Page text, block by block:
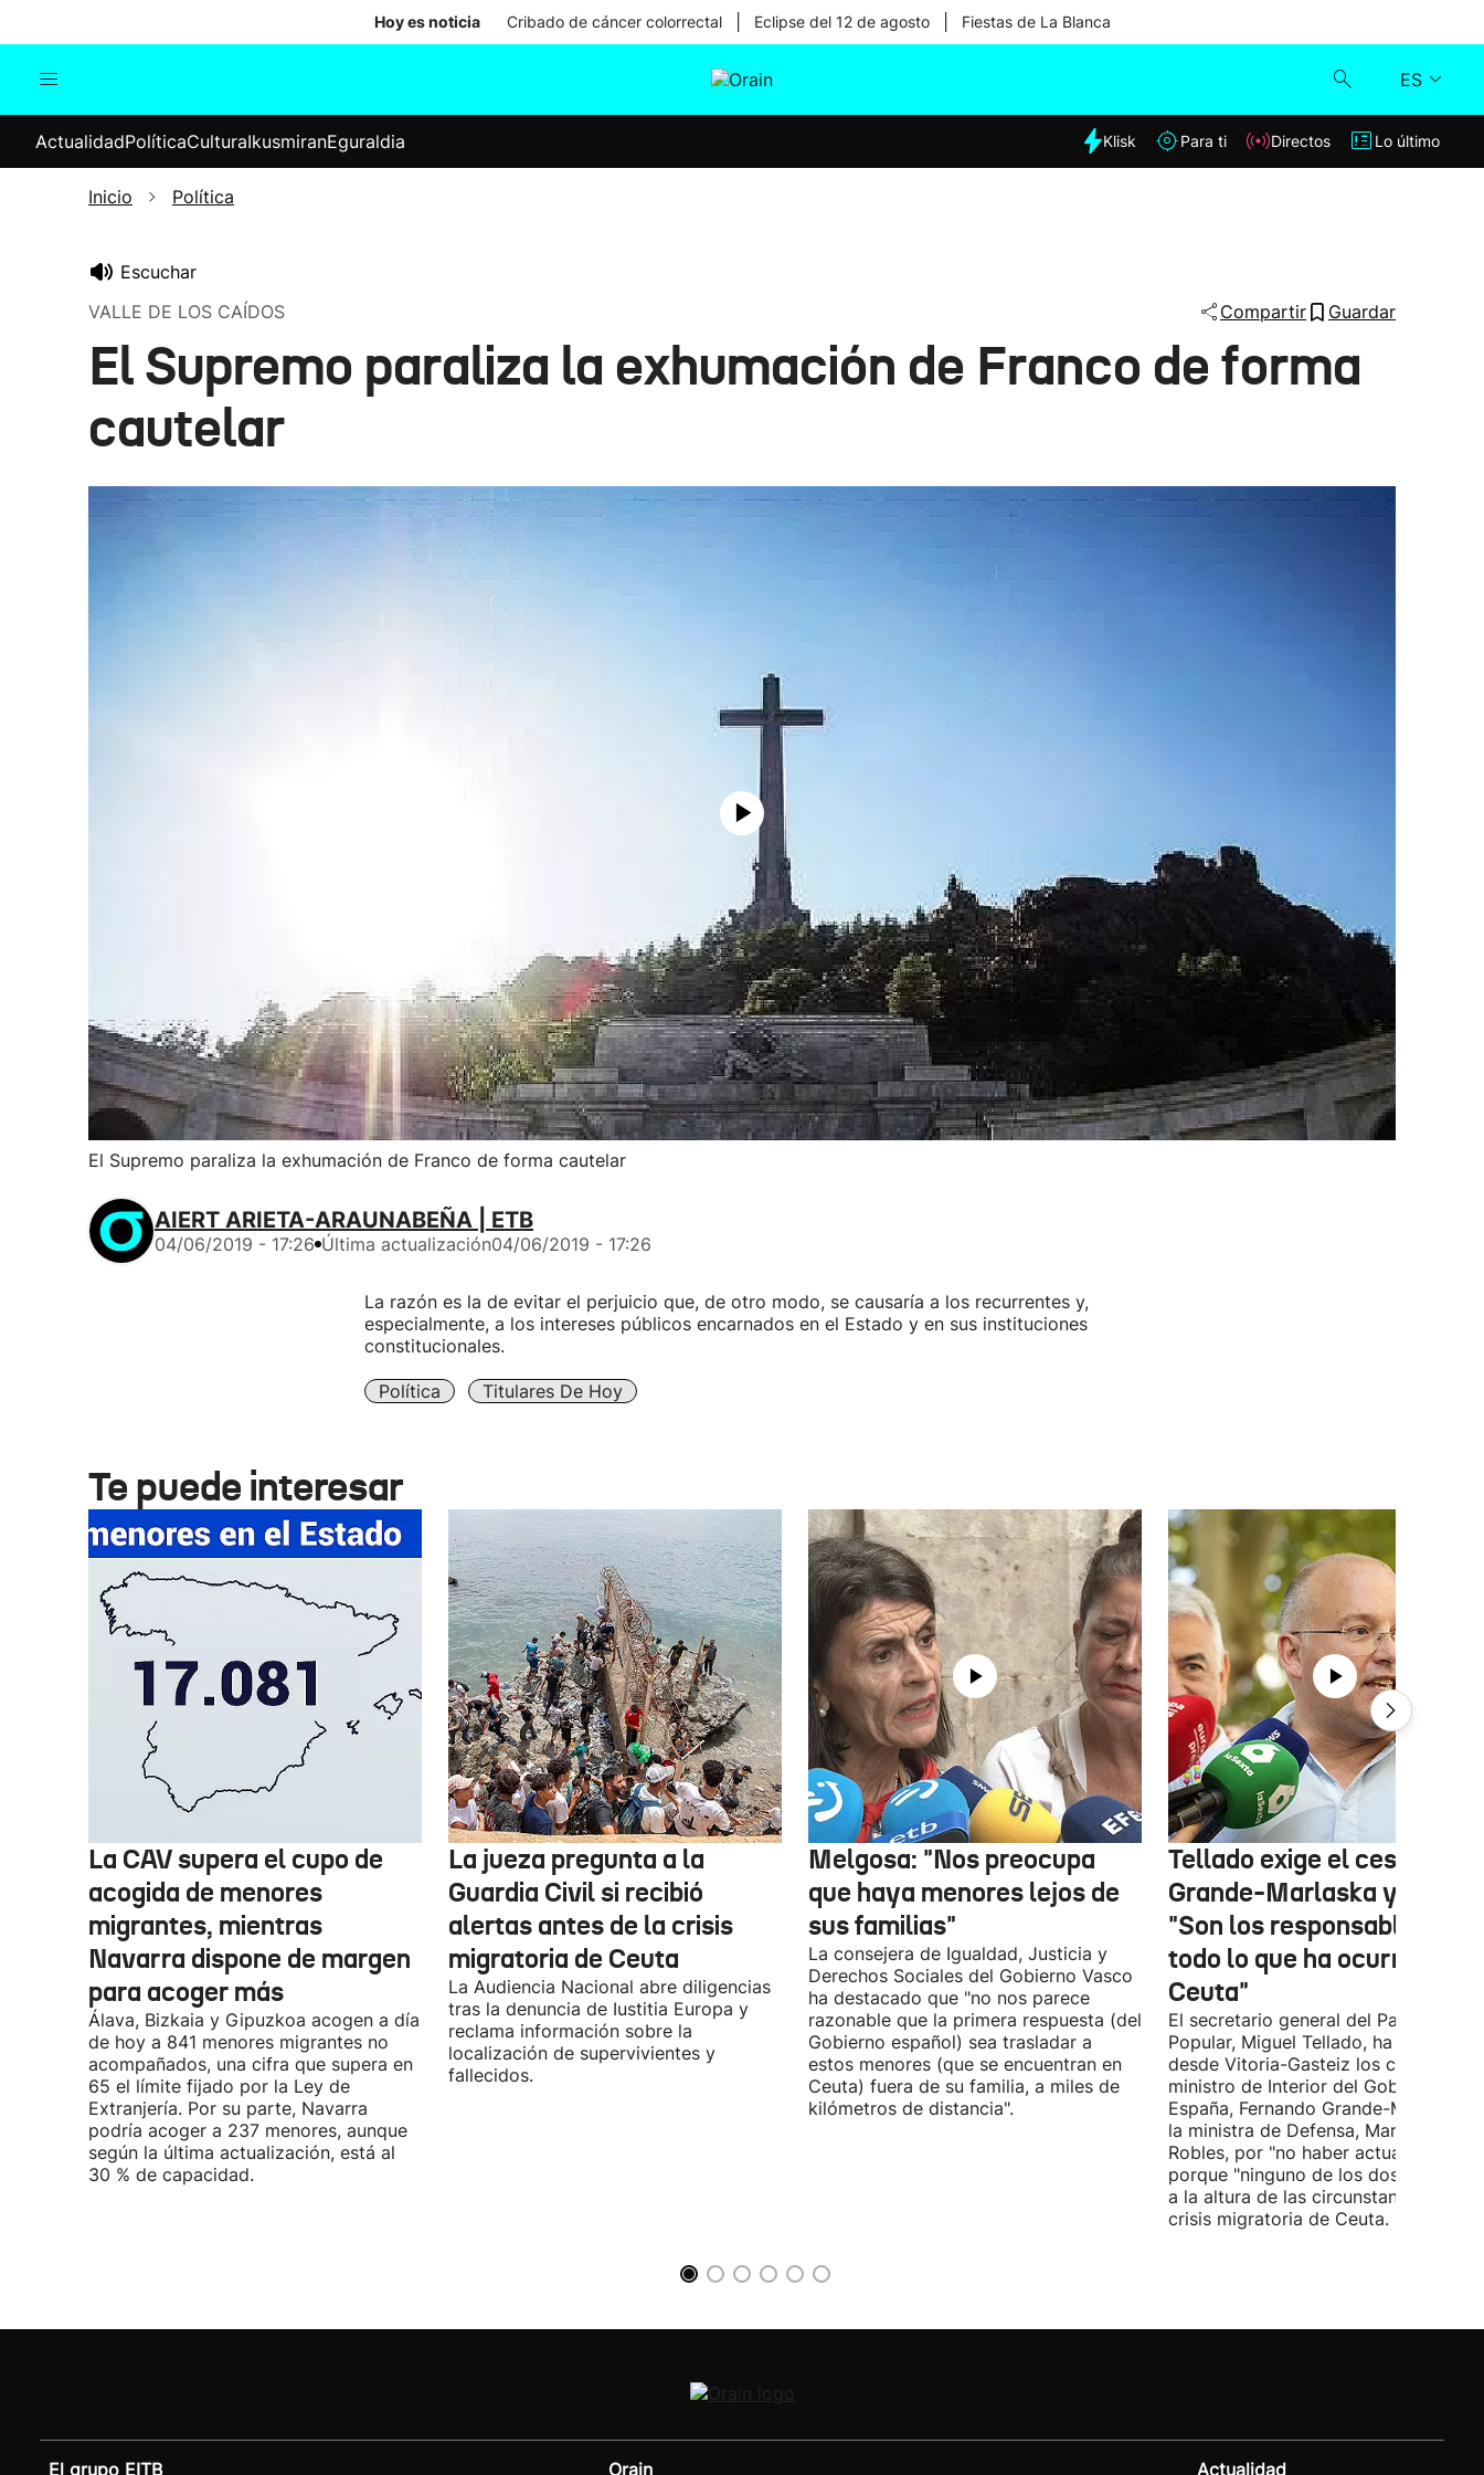
Hoy es noticia Cribado de cáncer colorrectal Eclipse del 12 de agosto Fiestas de La Blanca
ES
Internacional
Elecciones
Klisk
Lo último
ActualidadPolíticaCulturaIkusmiranEguraldia Klisk Para ti Directos Lo último
Inicio Política
Escuchar
VALLE DE LOS CAÍDOS
Compartir Guardar
El Supremo paraliza la exhumación de Franco de forma
cautelar
El Supremo paraliza la exhumación de Franco de forma cautelar
AIERT ARIETA-ARAUNABEÑA | ETB
04/06/2019 - 17:26 Última actualización04/06/2019 - 17:26
La razón es la de evitar el perjuicio que, de otro modo, se causaría a los recurrentes y,
especialmente, a los intereses públicos encarnados en el Estado y en sus instituciones
constitucionales.
Política Titulares De Hoy
Te puede interesar
La CAV supera el cupo de
acogida de menores
migrantes, mientras
Navarra dispone de margen
para acoger más
Álava, Bizkaia y Gipuzkoa acogen a día
de hoy a 841 menores migrantes no
acompañados, una cifra que supera en
65 el límite fijado por la Ley de
Extranjería. Por su parte, Navarra
podría acoger a 237 menores, aunque
según la última actualización, está al
30 % de capacidad.
La jueza pregunta a la
Guardia Civil si recibió
alertas antes de la crisis
migratoria de Ceuta
La Audiencia Nacional abre diligencias
tras la denuncia de Iustitia Europa y
reclama información sobre la
localización de supervivientes y
fallecidos.
Melgosa: "Nos preocupa
que haya menores lejos de
sus familias"
La consejera de Igualdad, Justicia y
Derechos Sociales del Gobierno Vasco
ha destacado que "no nos parece
razonable que la primera respuesta (del
Gobierno español) sea trasladar a
estos menores (que se encuentran en
Ceuta) fuera de su familia, a miles de
kilómetros de distancia".
Tellado exige el cese de
Grande-Marlaska y
"Son los responsables de
todo lo que ha ocurrido en
Ceuta"
El secretario general del Partido
Popular, Miguel Tellado, ha exigido
desde Vitoria-Gasteiz los ceses del
ministro de Interior del Gobierno de
España, Fernando Grande-Marlaska, y
la ministra de Defensa, Margarita
Robles, por "no haber actuado" y
porque "ninguno de los dos ha
a la altura de las circunstancias" ante
crisis migratoria de Ceuta.
El grupo EITB Orain Actualidad